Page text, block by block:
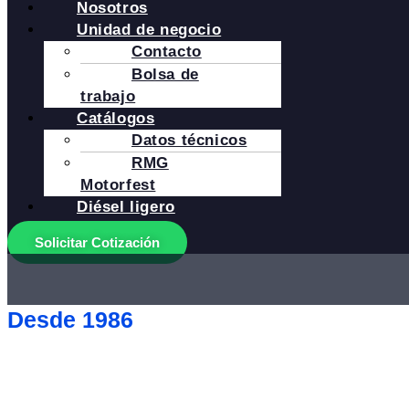
Nosotros
Unidad de negocio
Contacto
Bolsa de
trabajo
Catálogos
Datos técnicos
RMG
Motorfest
Diésel ligero
Solicitar Cotización
Desde 1986